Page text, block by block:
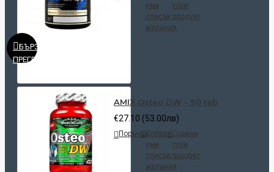
БЪРЗ
ПРЕГЛЕД
към
списък с
желания
този
продукт
AMIX Osteo DW - 90 tab
€27.10 (53.00лв)
ПоръчайДобави
към
списък с
желания
Сравни
този
продукт